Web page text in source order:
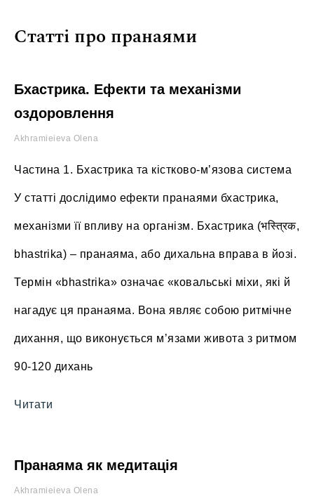
Статті про пранаями
Бхастрика. Ефекти та механізми
оздоровлення
Akhramieieva Olena
Частина 1. Бхастрика та кістково-м’язова система
У статті дослідимо ефекти пранаями бхастрика,
механізми її впливу на організм. Бхастрика (भस्त्रिक,
bhastrika) – пранаяма, або дихальна вправа в йозі.
Термін «bhastrika» означає «ковальські міхи, які й
нагадує ця пранаяма. Вона являє собою ритмічне
дихання, що виконується мʼязами живота з ритмом
90-120 дихань
Читати
Пранаяма як медитація
Akhramieieva Olena